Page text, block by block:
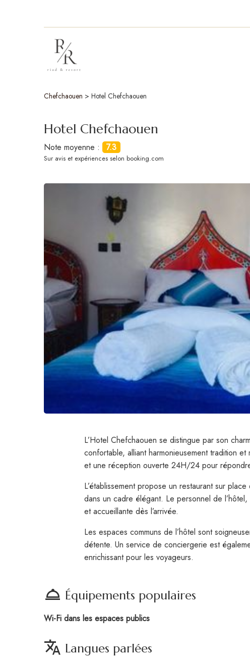
Chefchaouen > Hotel Chefchaouen
Hotel Chefchaouen
Note moyenne : 7.3
Sur avis et expériences selon booking.com
L’Hotel Chefchaouen se distingue par son
confortable, alliant harmonieusement tradition
et une réception ouverte 24H/24 pour
L’établissement propose un restaurant sur
dans un cadre élégant. Le personnel de
et accueillante dès l’arrivée.
Les espaces communs de l’hôtel sont
détente. Un service de conciergerie est
enrichissant pour les voyageurs.
room_service Équipements populaires
Wi-Fi dans les espaces publics
translate Langues parlées